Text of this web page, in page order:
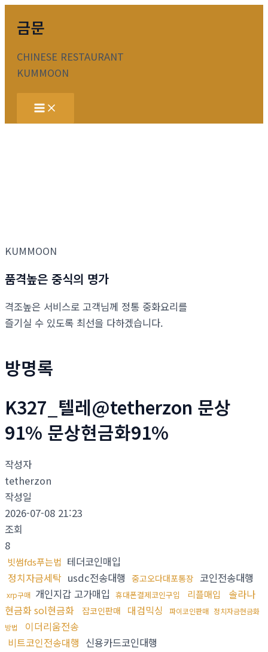
기
금문
CHINESE RESTAURANT
KUMMOON
Main
Menu
KUMMOON
품격높은 중식의 명가
격조높은 서비스로 고객님께 정통 중화요리를
즐기실 수 있도록 최선을 다하겠습니다.
방명록
K327_텔레@tetherzon 문상
91% 문상현금화91%
작성자
tetherzon
작성일
2026-07-08 21:23
조회
8
빗썸fds푸는법 테더코인매입
정치자금세탁 usdc전송대행 중고오다대포통장 코인전송대행
xrp구매 개인지갑 고가매입 휴대폰결제코인구입 리플매입
솔라나
현금화 sol현금화
잡코인판매 대검믹싱 파이코인판매 정치자금현금화
방법
이더리움전송
비트코인전송대행 신용카드코인대행